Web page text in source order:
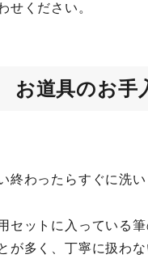
せください。
お道具のお手
終わったらすぐに洗い
セットに入っている
が多く、丁寧に扱わ